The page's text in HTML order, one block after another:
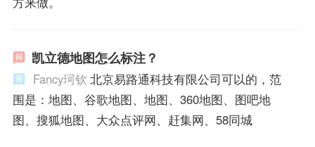
凯立德地图怎么标注？
Fancy珂钦 北京易路通科技有限公司可以的，范
围是：地图、谷歌地图、地图、360地图、图吧地
图、搜狐地图、大众点评网、赶集网、58同城